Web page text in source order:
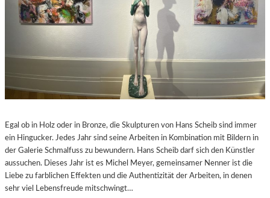
Egal ob in Holz oder in Bronze, die Skulpturen von Hans Scheib sind immer
ein Hingucker. Jedes Jahr sind seine Arbeiten in Kombination mit Bildern in
der Galerie Schmalfuss zu bewundern. Hans Scheib darf sich den Künstler
aussuchen. Dieses Jahr ist es Michel Meyer, gemeinsamer Nenner ist die
Liebe zu farblichen Effekten und die Authentizität der Arbeiten, in denen
sehr viel Lebensfreude mitschwingt…